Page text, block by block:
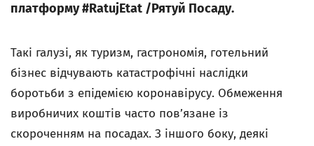
платформу #RatujEtat /Рятуй Посаду.
Такі галузі, як туризм, гастрономія, готельний
бізнес відчувають катастрофічні наслідки
боротьби з епідемією коронавірусу. Обмеження
виробничих коштів часто пов’язане із
скороченням на посадах. З іншого боку, деякі